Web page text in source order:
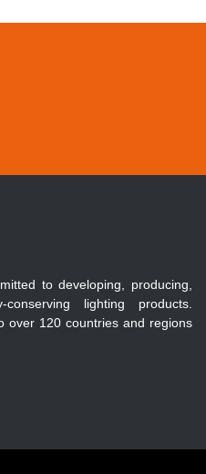
to developing, producing,
lighting products.
over 120 countries and regions